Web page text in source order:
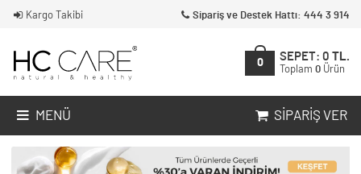
Kargo Takibi Sipariş ve Destek Hattı: 444 3 914
0
SEPET: 0 TL.
Toplam 0 Ürün
MENÜ SIPARIŞ VER